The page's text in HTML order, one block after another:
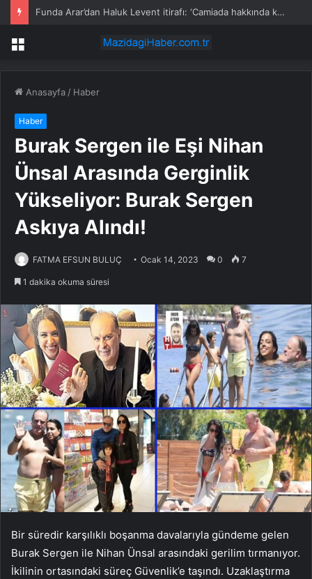
Funda Arar’dan Haluk Levent itirafı: ‘Camiada hakkında konuşulanları biliyorduk’
Menü
Anasayfa / Haber
Haber
Burak Sergen ile Eşi Nihan
Ünsal Arasında Gerginlik
Yükseliyor: Burak Sergen
Askıya Alındı!
FATMA EFSUN BULUÇ Ocak 14, 2023 0 7
1 dakika okuma süresi
Bir süredir karşılıklı boşanma davalarıyla gündeme gelen
Burak Sergen ile Nihan Ünsal arasındaki gerilim tırmanıyor.
İkilinin ortasındaki süreç Güvenlik’e taşındı. Uzaklaştırma